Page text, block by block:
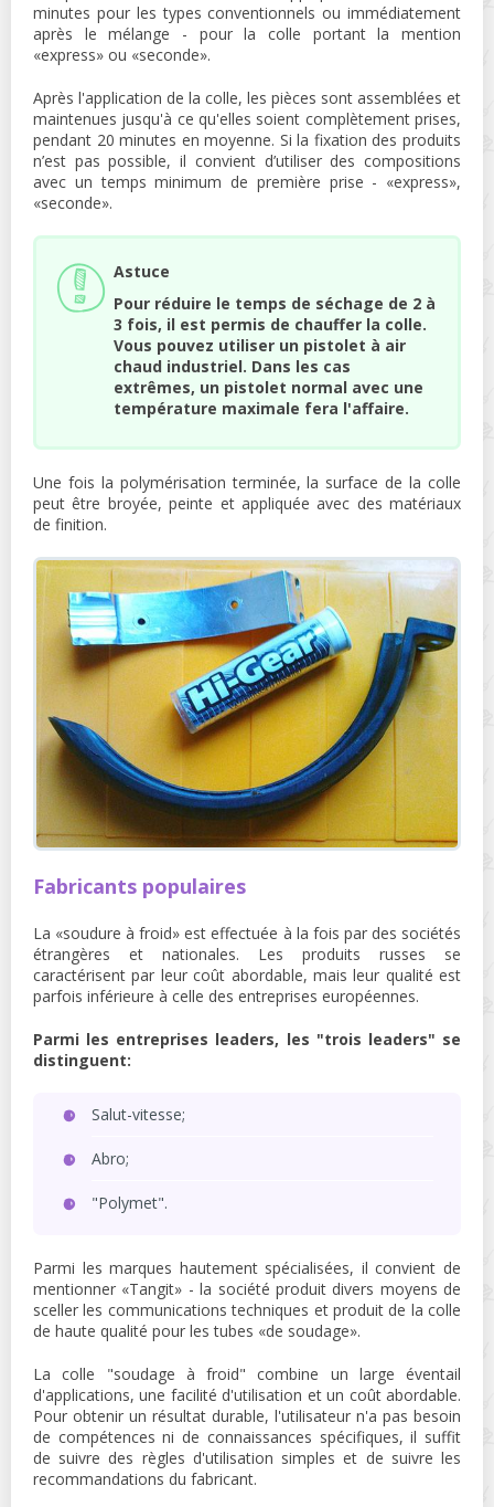
minutes pour les types conventionnels ou immédiatement
après le mélange - pour la colle portant la mention
«express» ou «seconde».
Après l'application de la colle, les pièces sont assemblées et
maintenues jusqu'à ce qu'elles soient complètement prises,
pendant 20 minutes en moyenne. Si la fixation des produits
n’est pas possible, il convient d’utiliser des compositions
avec un temps minimum de première prise - «express»,
«seconde».
Astuce
Pour réduire le temps de séchage de 2 à
3 fois, il est permis de chauffer la colle.
Vous pouvez utiliser un pistolet à air
chaud industriel. Dans les cas
extrêmes, un pistolet normal avec une
température maximale fera l'affaire.
Une fois la polymérisation terminée, la surface de la colle
peut être broyée, peinte et appliquée avec des matériaux
de finition.
Fabricants populaires
La «soudure à froid» est effectuée à la fois par des sociétés
étrangères et nationales. Les produits russes se
caractérisent par leur coût abordable, mais leur qualité est
parfois inférieure à celle des entreprises européennes.
Parmi les entreprises leaders, les "trois leaders" se
distinguent:
Salut-vitesse;
Abro;
"Polymet".
Parmi les marques hautement spécialisées, il convient de
mentionner «Tangit» - la société produit divers moyens de
sceller les communications techniques et produit de la colle
de haute qualité pour les tubes «de soudage».
La colle "soudage à froid" combine un large éventail
d'applications, une facilité d'utilisation et un coût abordable.
Pour obtenir un résultat durable, l'utilisateur n'a pas besoin
de compétences ni de connaissances spécifiques, il suffit
de suivre des règles d'utilisation simples et de suivre les
recommandations du fabricant.